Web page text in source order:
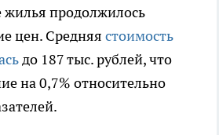
продолжилось
цен. Средняя стоимость
до 187 тыс. рублей, что
на 0,7% относительно